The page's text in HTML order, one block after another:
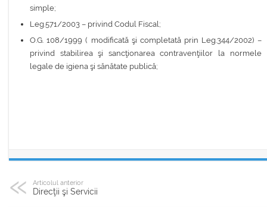
simple;
Leg.571/2003 – privind Codul Fiscal;
O.G. 108/1999 ( modificată şi completată prin Leg.344/2002) –
privind stabilirea şi sancţionarea contravenţiilor la normele
legale de igiena şi sănătate publică;
Articolul anterior
Direcţii şi Servicii